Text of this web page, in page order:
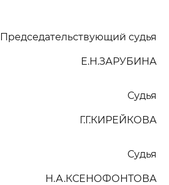
Председательствующий судья
Е.Н.ЗАРУБИНА
Судья
Г.Г.КИРЕЙКОВА
Судья
Н.А.КСЕНОФОНТОВА